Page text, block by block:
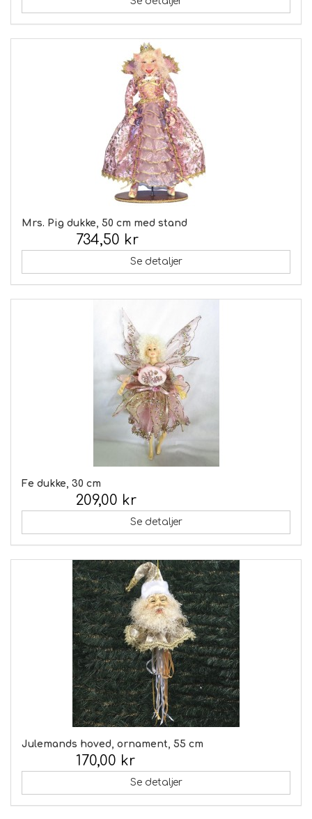
Mrs. Pig dukke, 50 cm med stand
734,50 kr
Se detaljer
Fe dukke, 30 cm
209,00 kr
Se detaljer
Julemands hoved, ornament, 55 cm
170,00 kr
Se detaljer